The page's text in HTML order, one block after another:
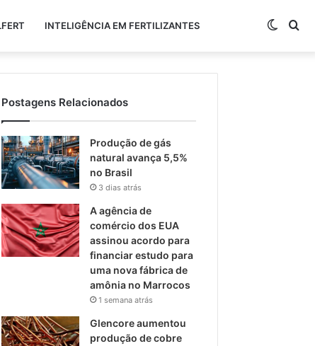
INTELIGÊNCIA EM FERTILIZANTES Switch
Postagens Relacionados
Produção de gás
natural avança 5,5%
no Brasil
3 dias atrás
A agência de
comércio dos EUA
assinou acordo para
financiar estudo para
uma nova fábrica de
amônia no Marrocos
1 semana atrás
Glencore aumentou
produção de cobre